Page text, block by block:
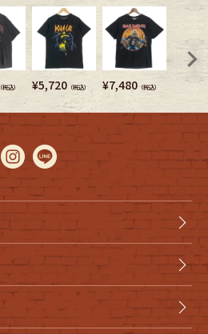
（税込） ¥5,720 （税込） ¥7,480 （税込） 3,080